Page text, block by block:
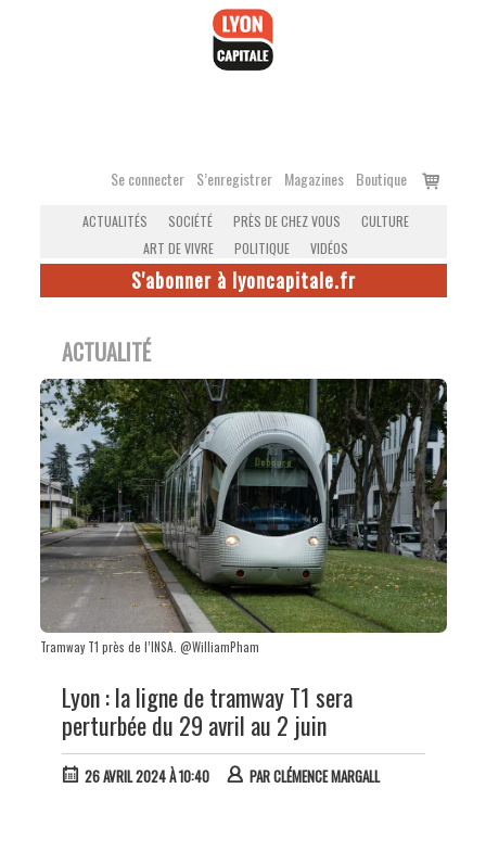
Se connecter S’enregistrer Magazines Boutique
Voir
ACTUALITÉS SOCIÉTÉ PRÈS DE CHEZ VOUS
CULTURE
ART DE VIVRE
POLITIQUE VIDÉOS
S'abonner à lyoncapitale.fr
ACTUALITÉ
Tramway T1 près de l’INSA. @WilliamPham
Lyon : la ligne de tramway T1 sera
perturbée du 29 avril au 2 juin
26 AVRIL 2024 À 10:40 PARCLÉMENCE MARGALL